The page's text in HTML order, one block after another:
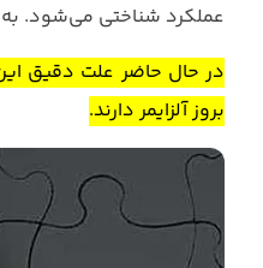
عملکرد شناختی می‌شود. به
در حال حاضر علت دقیق
بروز آلزایمر دارند.